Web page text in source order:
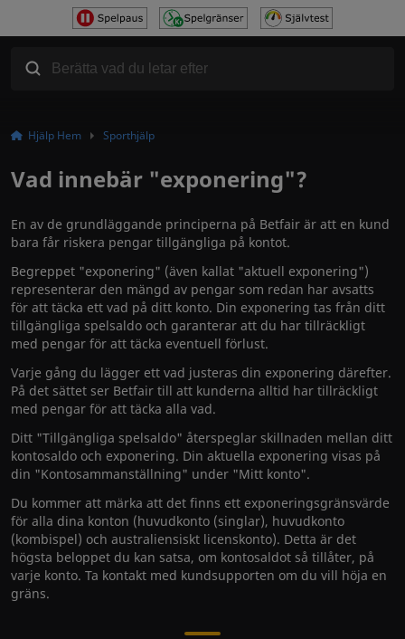
Hjälp Hem Sporthjälp
Vad innebär "exponering"?
En av de grundläggande principerna på Betfair är att en kund
bara får riskera pengar tillgängliga på kontot.
Begreppet "exponering" (även kallat "aktuell exponering")
representerar den mängd av pengar som redan har avsatts
för att täcka ett vad på ditt konto. Din exponering tas från ditt
tillgängliga spelsaldo och garanterar att du har tillräckligt
med pengar för att täcka eventuell förlust.
Varje gång du lägger ett vad justeras din exponering därefter.
På det sättet ser Betfair till att kunderna alltid har tillräckligt
med pengar för att täcka alla vad.
Ditt "Tillgängliga spelsaldo" återspeglar skillnaden mellan ditt
kontosaldo och exponering. Din aktuella exponering visas på
din "Kontosammanställning" under "Mitt konto".
Du kommer att märka att det finns ett exponeringsgränsvärde
för alla dina konton (huvudkonto (singlar), huvudkonto
(kombispel) och australiensiskt licenskonto). Detta är det
högsta beloppet du kan satsa, om kontosaldot så tillåter, på
varje konto. Ta kontakt med kundsupporten om du vill höja en
gräns.